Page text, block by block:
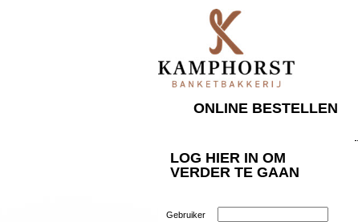
ONLINE BESTELLEN
LOG HIER IN OM
VERDER TE GAAN
Gebruiker